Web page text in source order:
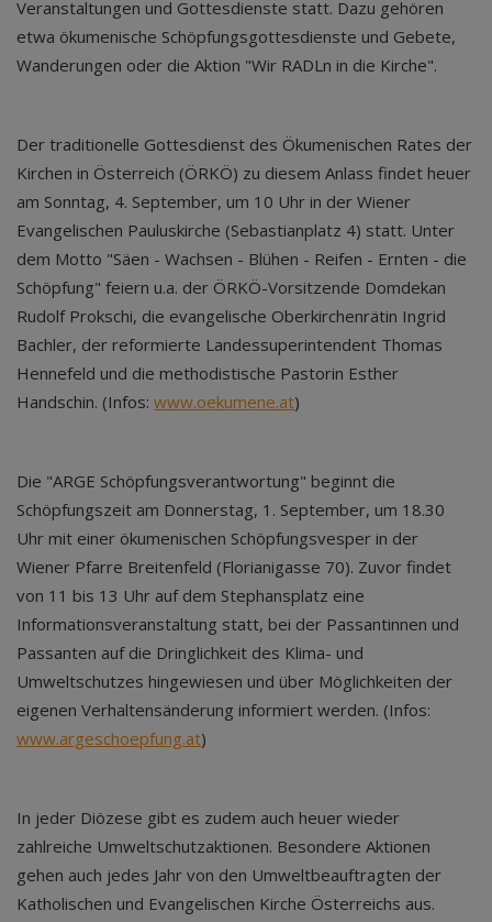
Veranstaltungen und Gottesdienste statt. Dazu gehören
etwa ökumenische Schöpfungsgottesdienste und Gebete,
Wanderungen oder die Aktion "Wir RADLn in die Kirche".
Der traditionelle Gottesdienst des Ökumenischen Rates der
Kirchen in Österreich (ÖRKÖ) zu diesem Anlass findet heuer
am Sonntag, 4. September, um 10 Uhr in der Wiener
Evangelischen Pauluskirche (Sebastianplatz 4) statt. Unter
dem Motto "Säen - Wachsen - Blühen - Reifen - Ernten - die
Schöpfung" feiern u.a. der ÖRKÖ-Vorsitzende Domdekan
Rudolf Prokschi, die evangelische Oberkirchenrätin Ingrid
Bachler, der reformierte Landessuperintendent Thomas
Hennefeld und die methodistische Pastorin Esther
Handschin. (Infos: www.oekumene.at)
Die "ARGE Schöpfungsverantwortung" beginnt die
Schöpfungszeit am Donnerstag, 1. September, um 18.30
Uhr mit einer ökumenischen Schöpfungsvesper in der
Wiener Pfarre Breitenfeld (Florianigasse 70). Zuvor findet
von 11 bis 13 Uhr auf dem Stephansplatz eine
Informationsveranstaltung statt, bei der Passantinnen und
Passanten auf die Dringlichkeit des Klima- und
Umweltschutzes hingewiesen und über Möglichkeiten der
eigenen Verhaltensänderung informiert werden. (Infos:
www.argeschoepfung.at)
In jeder Diözese gibt es zudem auch heuer wieder
zahlreiche Umweltschutzaktionen. Besondere Aktionen
gehen auch jedes Jahr von den Umweltbeauftragten der
Katholischen und Evangelischen Kirche Österreichs aus.